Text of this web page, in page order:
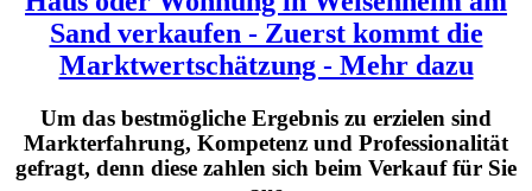
Sand verkaufen - Zuerst kommt die
Marktwertschätzung - Mehr dazu
Um das bestmögliche Ergebnis zu erzielen sind
Markterfahrung, Kompetenz und Professionalität
gefragt, denn diese zahlen sich beim Verkauf für Sie